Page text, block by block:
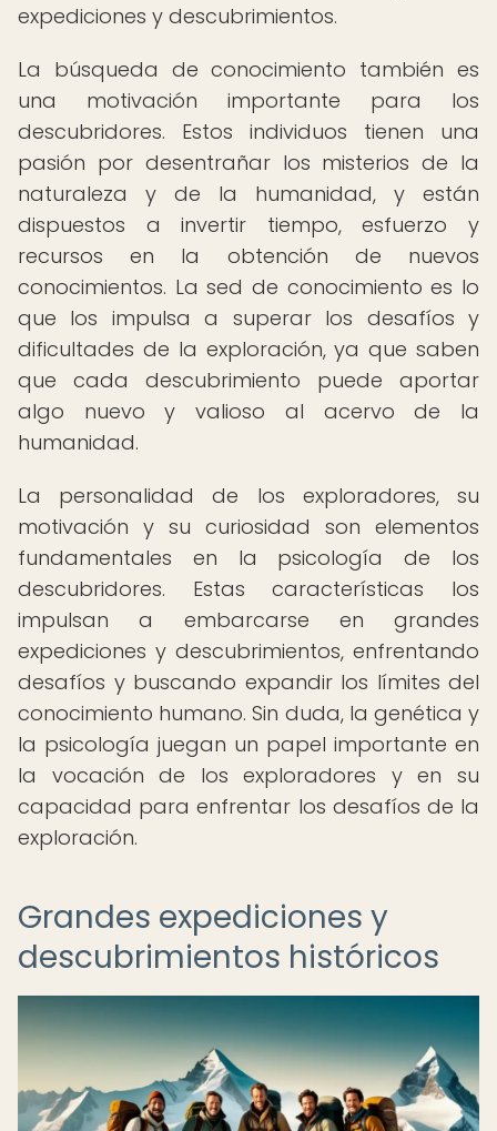
expediciones y descubrimientos.
La búsqueda de conocimiento también es
una motivación importante para los
descubridores. Estos individuos tienen una
pasión por desentrañar los misterios de la
naturaleza y de la humanidad, y están
dispuestos a invertir tiempo, esfuerzo y
recursos en la obtención de nuevos
conocimientos. La sed de conocimiento es lo
que los impulsa a superar los desafíos y
dificultades de la exploración, ya que saben
que cada descubrimiento puede aportar
algo nuevo y valioso al acervo de la
humanidad.
La personalidad de los exploradores, su
motivación y su curiosidad son elementos
fundamentales en la psicología de los
descubridores. Estas características los
impulsan a embarcarse en grandes
expediciones y descubrimientos, enfrentando
desafíos y buscando expandir los límites del
conocimiento humano. Sin duda, la genética y
la psicología juegan un papel importante en
la vocación de los exploradores y en su
capacidad para enfrentar los desafíos de la
exploración.
Grandes expediciones y
descubrimientos históricos